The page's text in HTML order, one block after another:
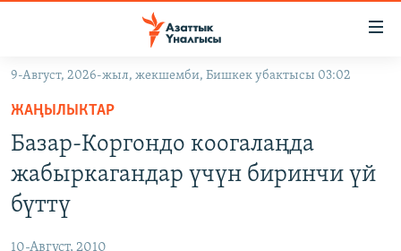
Навигацияга
өтүңүз
Издөөгө
салыңызКЫРГЫЗСТАН
ДҮЙНӨ
УКРАИНА
9-Август, 2026-жыл, жекшемби, Бишкек убактысы 03:02
ЖАҢЫЛЫКТАР
Базар-Коргондо коогалаңда
жабыркагандар үчүн биринчи үй
бүттү
10-Август, 2010